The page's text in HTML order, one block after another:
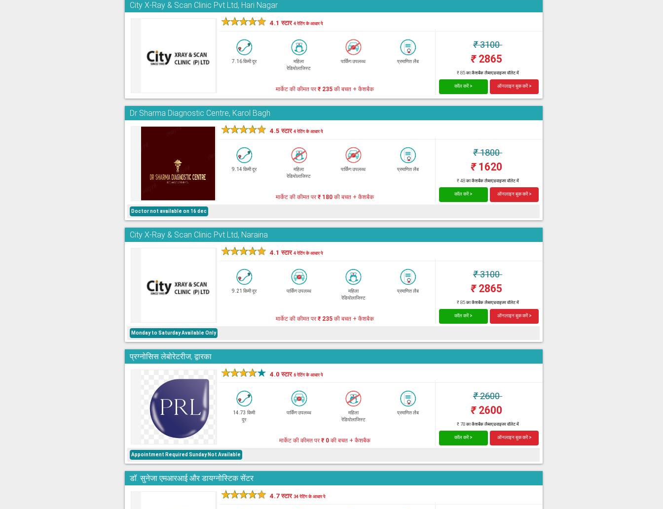
City X-Ray & Scan Clinic Pvt Ltd, Hari Nagar
★★★★★ 4.1 स्टार4 रेटिंग के आधार पे
7.16 किमी दूर
महिला
रेडियोलाजिस्ट
पार्किंग उपलब्ध प्रमाणित लैब
₹3100
₹2865
₹ 85 का कैशबैक लैब्सएडवाइजर वॉलेट में
मार्केट की कीमत पर₹ 235 की बचत + कैशबैक कॉल करें > ऑनलाइन बुक करें >
Dr Sharma Diagnostic Centre, Karol Bagh
★★★★★ 4.5 स्टार4 रेटिंग के आधार पे
9.14 किमी दूर
महिला
रेडियोलाजिस्ट
पार्किंग उपलब्ध प्रमाणित लैब
₹1800
₹1620
₹ 48 का कैशबैक लैब्सएडवाइजर वॉलेट में
मार्केट की कीमत पर₹ 180 की बचत + कैशबैक कॉल करें > ऑनलाइन बुक करें >
Doctor not available on 16 dec
City X-Ray & Scan Clinic Pvt Ltd, Naraina
★★★★★ 4.1 स्टार4 रेटिंग के आधार पे
9.21 किमी दूर पार्किंग उपलब्ध
महिला
रेडियोलाजिस्ट
प्रमाणित लैब
₹3100
₹2865
₹ 85 का कैशबैक लैब्सएडवाइजर वॉलेट में
मार्केट की कीमत पर₹ 235 की बचत + कैशबैक कॉल करें > ऑनलाइन बुक करें >
Monday to Saturday Available Only
प्रग्नोसिस लेबोरेटरीज, द्वारका
★★★★★ 4.0 स्टार6 रेटिंग के आधार पे
14.73 किमी
दूर
पार्किंग उपलब्ध
महिला
रेडियोलाजिस्ट
प्रमाणित लैब
₹2600
₹2600
₹ 78 का कैशबैक लैब्सएडवाइजर वॉलेट में
मार्केट की कीमत पर₹ 0 की बचत + कैशबैक कॉल करें > ऑनलाइन बुक करें >
Appointment Required Sunday Not Available
डॉ. सुनेजा एमआरआई और डायग्नोस्टिक सेंटर
★★★★★ 4.7 स्टार34 रेटिंग के आधार पे